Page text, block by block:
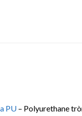
PU – Polyurethane